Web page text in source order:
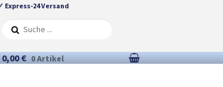
Express-24 Versand
0,00 € 0 Artikel